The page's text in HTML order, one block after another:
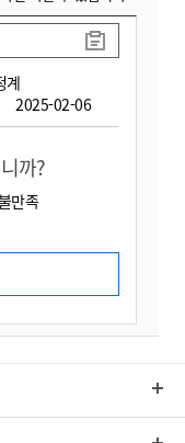
계
2025-02-06
까?
만족